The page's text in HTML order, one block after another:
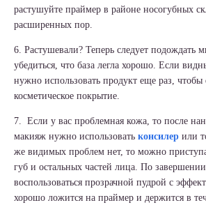
растушуйте праймер в районе носогубных
расширенных пор.
6. Растушевали? Теперь следует подождать
убедиться, что база легла хорошо. Если
нужно использовать продукт еще раз, чтобы
косметическое покрытие.
7. Если у вас проблемная кожа, то после
макияж нужно использовать консилер или
же видимых проблем нет, то можно
губ и остальных частей лица. По
воспользоваться прозрачной пудрой с
хорошо ложится на праймер и держится в